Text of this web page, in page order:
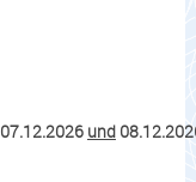
und